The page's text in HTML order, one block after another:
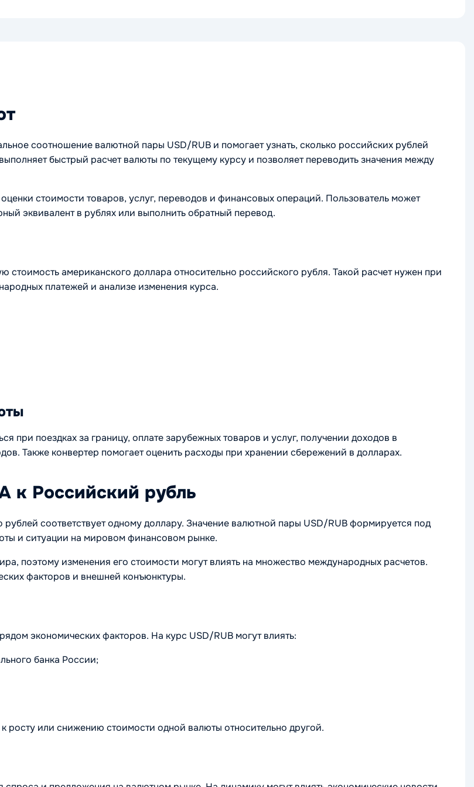
соотношение валютной пары USD/RUB и помогает узнать, сколько российских рублей
быстрый расчет валюты по текущему курсу и позволяет переводить значения между
стоимости товаров, услуг, переводов и финансовых операций. Пользователь может
эквивалент в рублях или выполнить обратный перевод.
стоимость американского доллара относительно российского рубля. Такой расчет нужен при
платежей и анализе изменения курса.
поездках за границу, оплате зарубежных товаров и услуг, получении доходов в
Также конвертер помогает оценить расходы при хранении сбережений в долларах.
к Российский рубль
соответствует одному доллару. Значение валютной пары USD/RUB формируется под
и ситуации на мировом финансовом рынке.
поэтому изменения его стоимости могут влиять на множество международных расчетов.
факторов и внешней конъюнктуры.
экономических факторов. На курс USD/RUB могут влиять:
банка России;
росту или снижению стоимости одной валюты относительно другой.